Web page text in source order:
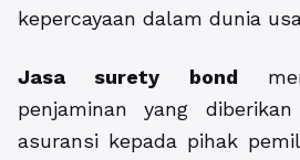
kepercayaan dalam dunia
Jasa surety bond
penjaminan yang
asuransi kepada pihak